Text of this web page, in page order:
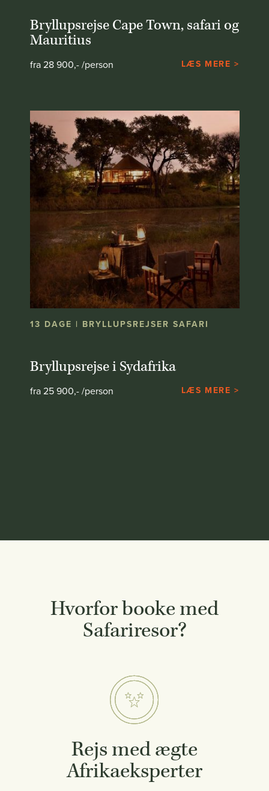
Bryllupsrejse Cape Town, safari og
Mauritius
fra 28 900,- /person LÆS MERE >
13 DAGE | BRYLLUPSREJSER SAFARI
Bryllupsrejse i Sydafrika
fra 25 900,- /person LÆS MERE >
Hvorfor booke med
Safariresor?
Rejs med ægte
Afrikaeksperter